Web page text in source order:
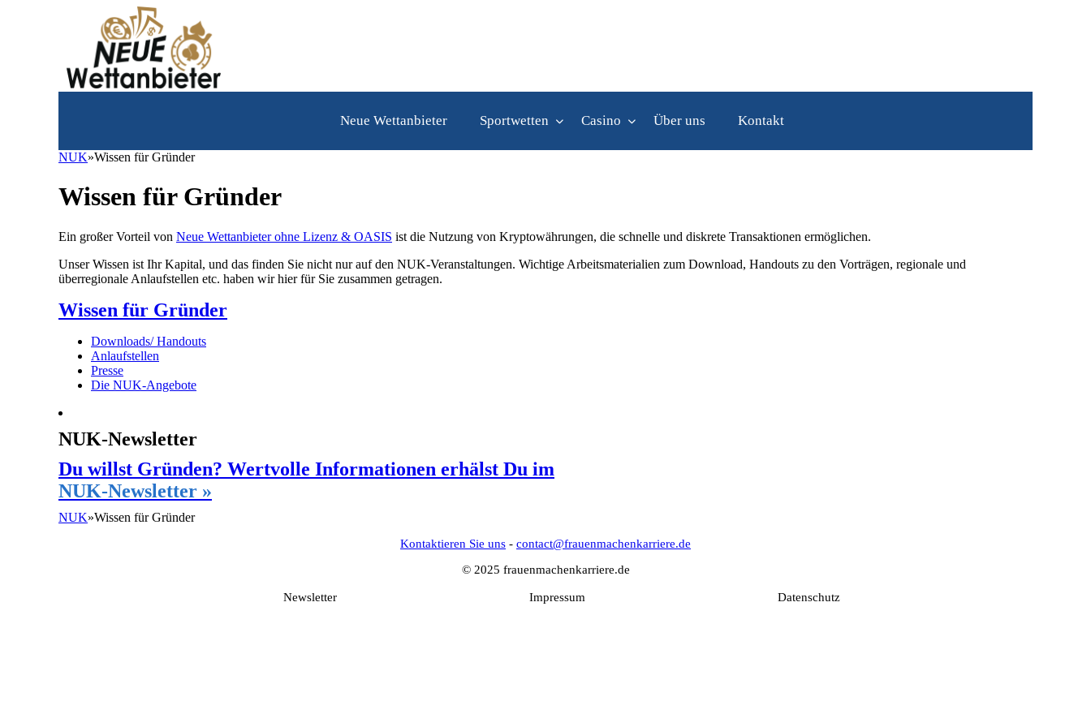
Neue Wettanbieter Sportwetten Casino Über uns Kontakt
Kontakt
NUK»Wissen für Gründer
Wissen für Gründer
Ein großer Vorteil von Neue Wettanbieter ohne Lizenz & OASIS ist die Nutzung von Kryptowährungen, die schnelle und diskrete Transaktionen ermöglichen.
Unser Wissen ist Ihr Kapital, und das finden Sie nicht nur auf den NUK-Veranstaltungen. Wichtige Arbeitsmaterialien zum Download, Handouts zu den Vorträgen, regionale und
überregionale Anlaufstellen etc. haben wir hier für Sie zusammen getragen.
Wissen für Gründer
Downloads/ Handouts
Anlaufstellen
Presse
Die NUK-Angebote
NUK-Newsletter
Du willst Gründen? Wertvolle Informationen erhälst Du im
NUK-Newsletter »
NUK»Wissen für Gründer
Kontaktieren Sie uns - contact@frauenmachenkarriere.de
© 2025 frauenmachenkarriere.de
Newsletter Impressum Datenschutz